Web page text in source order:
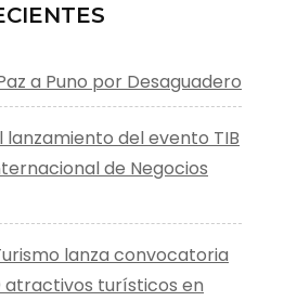
a Puno por Desaguadero
del evento TIB
de Negocios
lanza convocatoria
turísticos en